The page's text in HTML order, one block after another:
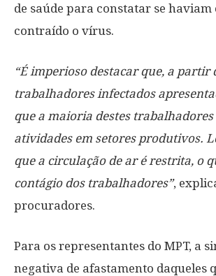
de saúde para constatar se haviam
contraído o vírus.
“É imperioso destacar que, a partir
trabalhadores infectados
que a maioria destes
atividades em setores produtivos.
que a circulação de ar é restrita, o
contágio dos trabalhadores”,
procuradores.
Para os representantes do MPT, a
negativa de afastamento daqueles